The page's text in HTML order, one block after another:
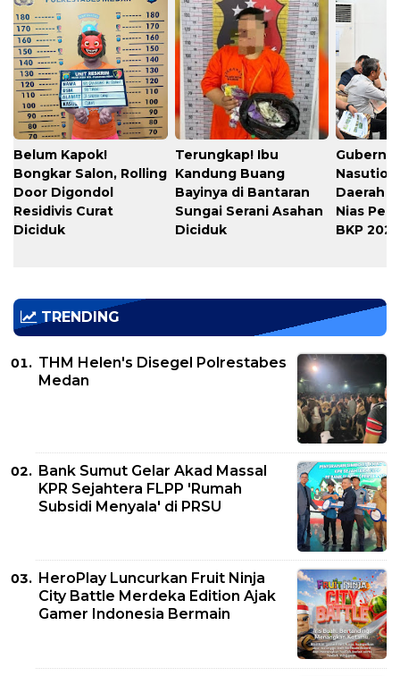
Belum Kapok!
Bongkar Salon, Rolling
Door Digondol
Residivis Curat
Diciduk
Terungkap! Ibu
Kandung Buang
Bayinya di Bantaran
Sungai Serani Asahan
Diciduk
Daerah
Nias
BKP
TRENDING
THM Helen's Disegel Polrestabes
Medan
Bank Sumut Gelar Akad Massal
KPR Sejahtera FLPP 'Rumah
Subsidi Menyala' di PRSU
HeroPlay Luncurkan Fruit Ninja
City Battle Merdeka Edition Ajak
Gamer Indonesia Bermain